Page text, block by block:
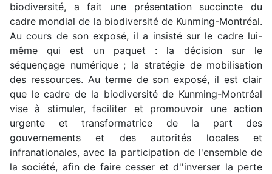
biodiversité, a fait une présentation succincte du
cadre mondial de la biodiversité de Kunming-Montréal.
Au cours de son exposé, il a insisté sur le cadre lui-
même qui est un paquet : la décision sur le
séquençage numérique ; la stratégie de mobilisation
des ressources. Au terme de son exposé, il est clair
que le cadre de la biodiversité de Kunming-Montréal
vise à stimuler, faciliter et promouvoir une action
urgente et transformatrice de la part des
gouvernements et des autorités locales et
infranationales, avec la participation de l'ensemble de
la société, afin de faire cesser et d''inverser la perte